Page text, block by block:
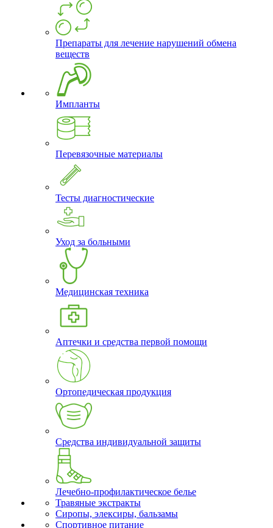
Препараты для лечение нарушений обмена
веществ
Импланты
Перевязочные материалы
Тесты диагностические
Уход за больными
Медицинская техника
Аптечки и средства первой помощи
Ортопедическая продукция
Средства индивидуальной защиты
Лечебно-профилактическое белье
Травяные экстракты
Сиропы, элексиры, бальзамы
Спортивное питание